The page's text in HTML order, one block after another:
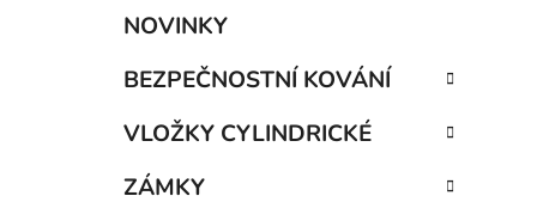
NOVINKY
BEZPEČNOSTNÍ KOVÁNÍ
VLOŽKY CYLINDRICKÉ
ZÁMKY